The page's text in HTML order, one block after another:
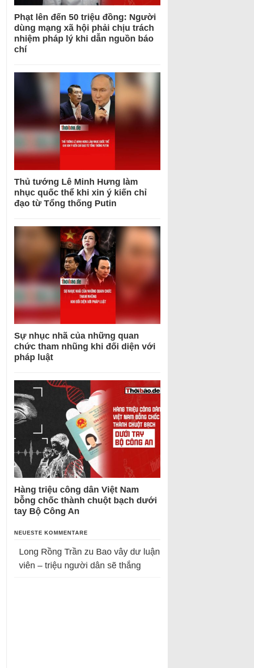
Phạt lên đến 50 triệu đồng: Người
dùng mạng xã hội phải chịu trách
nhiệm pháp lý khi dẫn nguồn báo
chí
Thủ tướng Lê Minh Hưng làm
nhục quốc thể khi xin ý kiến chỉ
đạo từ Tổng thống Putin
Sự nhục nhã của những quan
chức tham nhũng khi đối diện với
pháp luật
Hàng triệu công dân Việt Nam
bỗng chốc thành chuột bạch dưới
tay Bộ Công An
NEUESTE KOMMENTARE
Long Rồng Trần zu Bao vây dư luận
viên – triệu người dân sẽ thắng